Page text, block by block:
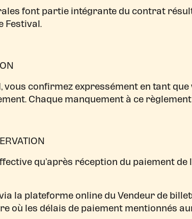
font partie intégrante du contrat
Festival.
confirmez expressément en tant
Chaque manquement à ce
qu’après réception du paiement
la plateforme online du Vendeur de
où les délais de paiement mentionnés